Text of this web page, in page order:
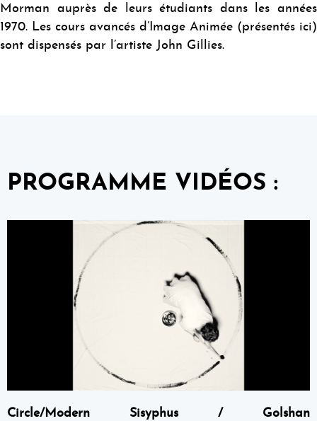
Morman auprès de leurs étudiants dans les années
1970. Les cours avancés d’Image Animée (présentés ici)
sont dispensés par l’artiste John Gillies.
PROGRAMME VIDÉOS :
Circle/Modern Sisyphus / Golshan